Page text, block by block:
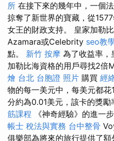
所 在接下來的幾年中，一個
掠奪了新世界的寶藏，從
女王的財政支持。 皇家加勒
Azamara或Celebrity seo教
點。 新竹 按摩 為了收益率，
加勒比海資格的用戶尋找2倍
燴 台北 台胞證 照片 購買 經
物的每一美元中，每美元都花
分約為0.01美元，該卡的獎勵
筋課程 《神奇經驗》的進一
帳士 稅法與實務 台中整骨
俱樂部為將來的旅行提供了